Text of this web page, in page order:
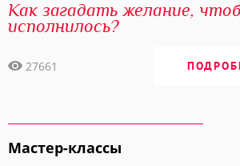
Как загадать желание,
исполнилось?
27661
Мастер-классы